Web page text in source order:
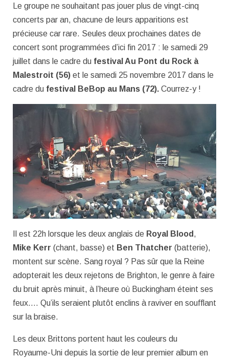
Le groupe ne souhaitant pas jouer plus de vingt-cinq
concerts par an, chacune de leurs apparitions est
précieuse car rare. Seules deux prochaines dates de
concert sont programmées d’ici fin 2017 : le samedi 29
juillet dans le cadre du festival Au Pont du Rock à
Malestroit (56) et le samedi 25 novembre 2017 dans le
cadre du festival BeBop au Mans (72). Courrez-y !
Il est 22h lorsque les deux anglais de Royal Blood ,
Mike Kerr (chant, basse) et Ben Thatcher (batterie),
montent sur scène. Sang royal ? Pas sûr que la Reine
adopterait les deux rejetons de Brighton, le genre à faire
du bruit après minuit, à l’heure où Buckingham éteint ses
feux…. Qu’ils seraient plutôt enclins à raviver en soufflant
sur la braise.
Les deux Brittons portent haut les couleurs du
Royaume-Uni depuis la sortie de leur premier album en